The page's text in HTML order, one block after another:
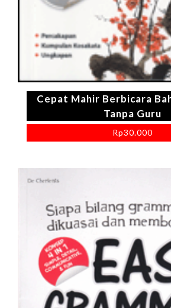
Cepat Mahir Berbicara
Tanpa Guru
Rp30.000